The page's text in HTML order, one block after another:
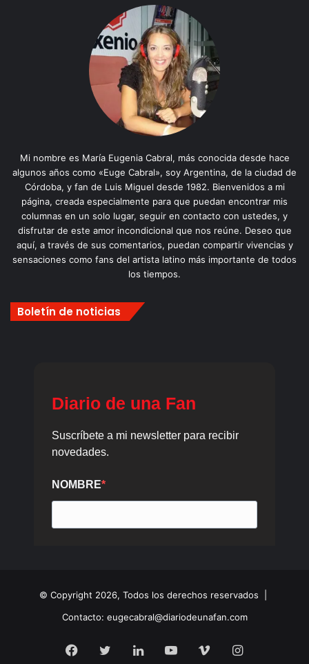
Mi nombre es María Eugenia Cabral, más conocida desde hace
algunos años como «Euge Cabral», soy Argentina, de la ciudad de
Córdoba, y fan de Luis Miguel desde 1982. Bienvenidos a mi
página, creada especialmente para que puedan encontrar mis
columnas en un solo lugar, seguir en contacto con ustedes, y
disfrutar de este amor incondicional que nos reúne. Deseo que
aquí, a través de sus comentarios, puedan compartir vivencias y
sensaciones como fans del artista latino más importante de todos
los tiempos.
Boletín de noticias
© Copyright 2026, Todos los derechos reservados |
Contacto: eugecabral@diariodeunafan.com
Facebook
TwitterLinkedInYouTubeVimeoInstagram